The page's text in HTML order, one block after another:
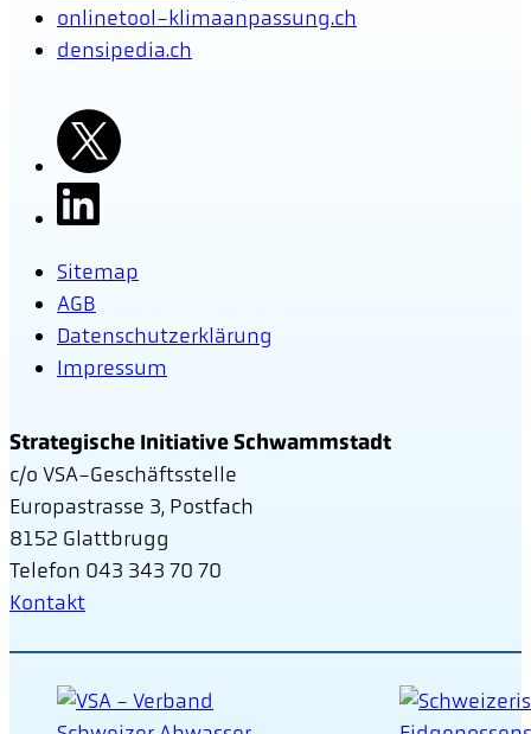
onlinetool-klimaanpassung.ch
densipedia.ch
Sitemap
AGB
Datenschutzerklärung
Impressum
Strategische Initiative Schwammstadt
c/o VSA-Geschäftsstelle
Europastrasse 3, Postfach
8152 Glattbrugg
Telefon 043 343 70 70
Kontakt